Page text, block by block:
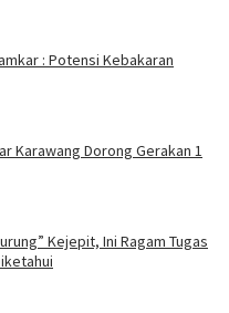
: Potensi Kebakaran
Karawang Dorong Gerakan 1
Kejepit, Ini Ragam Tugas